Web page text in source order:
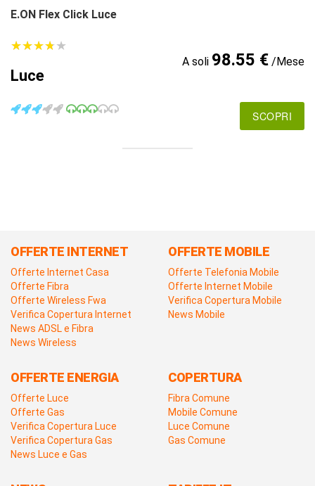
E.ON Flex Click Luce
★★★★★
★★★★★
Luce
A soli 98.55 €/Mese
SCOPRI
OFFERTE INTERNET
Offerte Internet Casa
Offerte Fibra
Offerte Wireless Fwa
Verifica Copertura Internet
News ADSL e Fibra
News Wireless
OFFERTE MOBILE
Offerte Telefonia Mobile
Offerte Internet Mobile
Verifica Copertura Mobile
News Mobile
OFFERTE ENERGIA
Offerte Luce
Offerte Gas
Verifica Copertura Luce
Verifica Copertura Gas
News Luce e Gas
COPERTURA
Fibra Comune
Mobile Comune
Luce Comune
Gas Comune